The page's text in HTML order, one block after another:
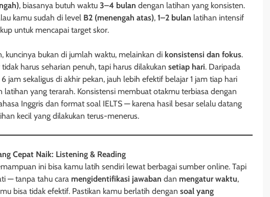
, biasanya butuh waktu 3–4 bulan dengan latihan yang konsisten.
kamu sudah di level B2 (menengah atas), 1–2 bulan latihan intensif
untuk mencapai target skor.
kuncinya bukan di jumlah waktu, melainkan di konsistensi dan fokus.
tidak harus seharian penuh, tapi harus dilakukan setiap hari. Daripada
jam sekaligus di akhir pekan, jauh lebih efektif belajar 1 jam tiap hari
latihan yang terarah. Konsistensi membuat otakmu terbiasa dengan
Inggris dan format soal IELTS — karena hasil besar selalu datang
kecil yang dilakukan terus-menerus.
Cepat Naik: Listening & Reading
ini bisa kamu latih sendiri lewat berbagai sumber online. Tapi
— tanpa tahu cara mengidentifikasi jawaban dan mengatur waktu,
bisa tidak efektif. Pastikan kamu berlatih dengan soal yang